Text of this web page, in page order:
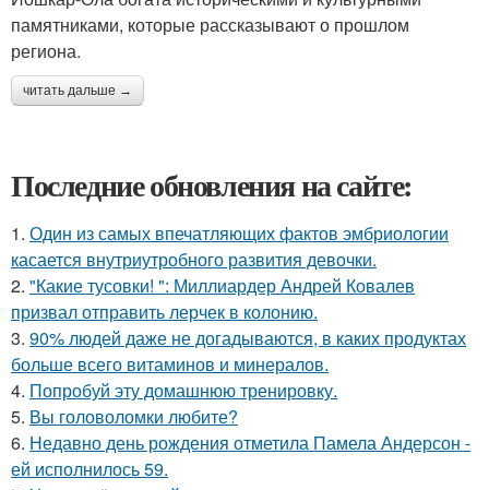
памятниками, которые рассказывают о прошлом
региона.
читать дальше →
Последние обновления на сайте:
1. Один из самых впечатляющих фактов эмбриологии
касается внутриутробного развития девочки.
2. "Какие тусовки! ": Миллиардер Андрей Ковалев
призвал отправить лерчек в колонию.
3. 90% людей даже не догадываются, в каких продуктах
больше всего витаминов и минералов.
4. Попробуй эту домашнюю тренировку.
5. Вы головоломки любите?
6. Недавно день рождения отметила Памела Андерсон -
ей исполнилось 59.